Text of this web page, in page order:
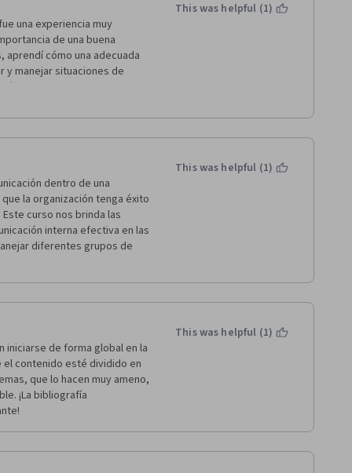
una experiencia muy
de una buena
aprendí cómo una adecuada
y manejar situaciones de
ha cambiado mi
el funcionamiento y éxito
This was helpful (1)
dentro de una
la organización tenga éxito
curso nos brinda las
interna efectiva en las
diferentes grupos de
This was helpful (1)
iniciarse de forma global en la
el contenido esté dividido en
que lo hacen muy ameno,
¡La bibliografía
This was helpful (1)